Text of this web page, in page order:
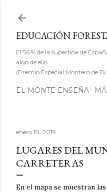
EDUCACIÓN
El 56 % de la superficie de
algo de ello.
(Premio Especial Montero de
EL MONTE ENSEÑA
enero 18, 2019
LUGARES DEL
CARRETERAS
En el mapa se muestran